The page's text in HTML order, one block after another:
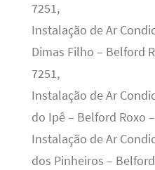
7251,
Instalação de Ar
Dimas Filho – Belford
7251,
Instalação de Ar
do Ipê – Belford Roxo
Instalação de Ar
dos Pinheiros –